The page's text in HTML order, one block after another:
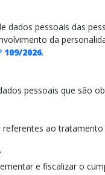
pessoais das
da
2026.
pessoais que são
ao tratamento
e fiscalizar o